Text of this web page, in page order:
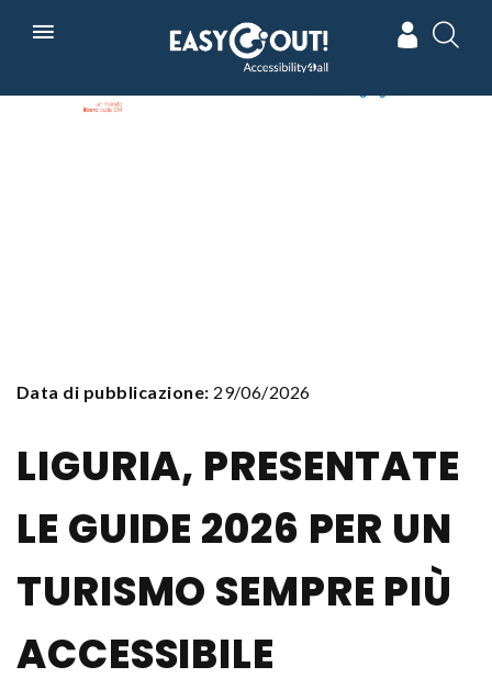
In collaborazione con Powered by
Data di pubblicazione: 29/06/2026
LIGURIA, PRESENTATE
LE GUIDE 2026 PER UN
TURISMO SEMPRE PIÙ
ACCESSIBILE